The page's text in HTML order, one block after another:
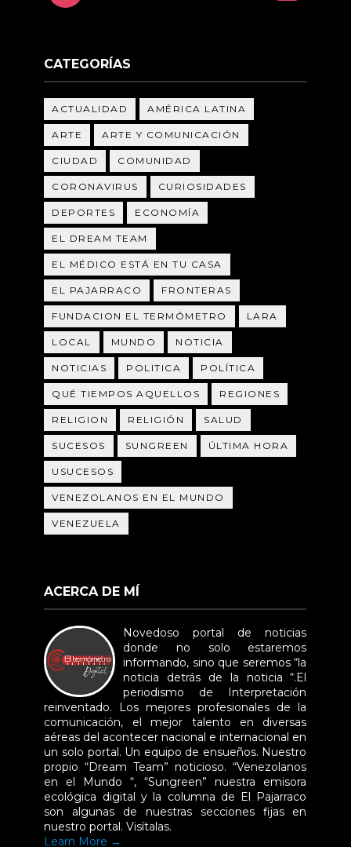
CATEGORÍAS
ACTUALIDAD AMÉRICA LATINA
ARTE ARTE Y COMUNICACIÓN
CIUDAD COMUNIDAD
CORONAVIRUS CURIOSIDADES
DEPORTES ECONOMÍA
EL DREAM TEAM
EL MÉDICO ESTÁ EN TU CASA
EL PAJARRACO FRONTERAS
FUNDACION EL TERMÓMETRO LARA
LOCAL MUNDO NOTICIA
NOTICIAS POLITICA POLÍTICA
QUÉ TIEMPOS AQUELLOS REGIONES
RELIGION RELIGIÓN SALUD
SUCESOS SUNGREEN ÚLTIMA HORA
USUCESOS
VENEZOLANOS EN EL MUNDO
VENEZUELA
ACERCA DE MÍ
Novedoso portal de noticias
donde no solo estaremos
informando, sino que seremos “la
noticia detrás de la noticia “.El
periodismo de Interpretación
reinventado. Los mejores profesionales de la
comunicación, el mejor talento en diversas
aéreas del acontecer nacional e internacional en
un solo portal. Un equipo de ensueños. Nuestro
propio “Dream Team” noticioso. “Venezolanos
en el Mundo “, “Sungreen” nuestra emisora
ecológica digital y la columna de El Pajarraco
son algunas de nuestras secciones fijas en
nuestro portal. Visítalas.
Learn More →